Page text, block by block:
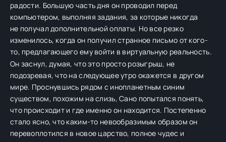
радости. Большую часть дня он проводил перед
компьютером, выполняя задания, за которые никогда
не получал дополнительной оплаты. Но все резко
изменилось, когда он получил странное письмо от кого-
то, предлагающего ему войти в виртуальную реальность.
Он заснул, думая, что это просто розыгрыш, не
подозревая, что на следующее утро окажется в другом
мире. Проснувшись рядом с инопланетным синим
существом, похожим на слизь, Сано попытался понять,
что происходит и где именно он находится. Постепенно
стало ясно, что каким-то невообразимым образом он
перевоплотился в новое царство, полное чудес и